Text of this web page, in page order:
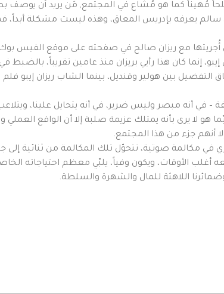
كما هو مُشاع في المجتمع, مَن يريد أن يوصف
سالم يعرفه بإدريس المعاق، وهذه ليست مشكلة أبداً،
أُجريتها مع ريزان صالح في صفحته على موقع الفيس
إنما كان هذا رأيي بريزان منذ عامين تقريباً، بالضبط
بين هولير وقنديل، بينما الشاب ريزان إيبو
– في أنه مبصر وليس ضرير، في أنه يتحايل علينا،
لا يرى بأنه يمتلك عزيمة صلبة إلا أن الواقع العملي
أنهم جزء من هذا المجتمع.
في مكالمة صوتية، تتحوّل تلك المكالمة من ثنائية
الأوقات، ويكون وفياً، يلبّي معظم احتياجاته
اللاهثة للمال والشهرة والسلطة.